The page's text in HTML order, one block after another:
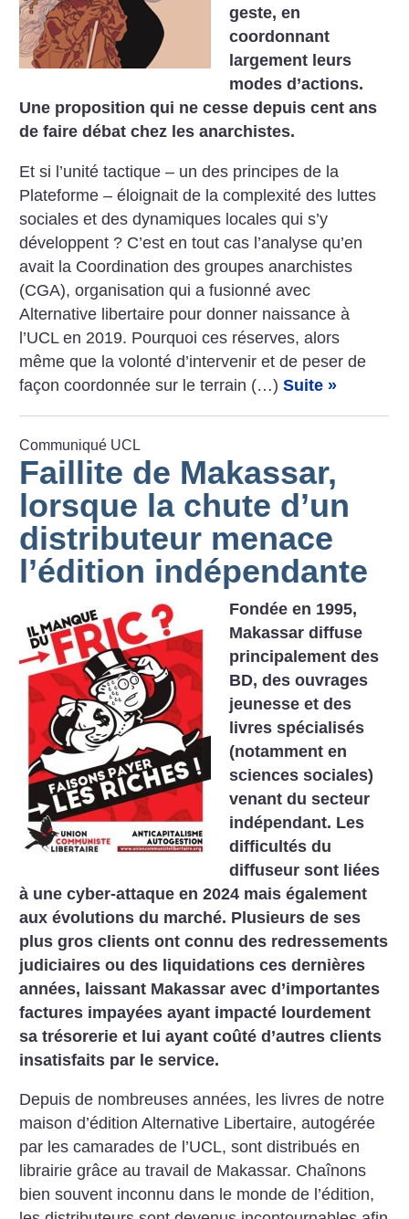
geste, en
coordonnant
largement leurs
modes d’actions.
Une proposition qui ne cesse depuis cent ans
de faire débat chez les anarchistes.
Et si l’unité tactique – un des principes de la
Plateforme – éloignait de la complexité des luttes
sociales et des dynamiques locales qui s’y
développent ? C’est en tout cas l’analyse qu’en
avait la Coordination des groupes anarchistes
(CGA), organisation qui a fusionné avec
Alternative libertaire pour donner naissance à
l’UCL en 2019. Pourquoi ces réserves, alors
même que la volonté d’intervenir et de peser de
façon coordonnée sur le terrain (…)Suite »
Communiqué UCL
Faillite de Makassar,
lorsque la chute d’un
distributeur menace
l’édition indépendante
Fondée en 1995,
Makassar diffuse
principalement des
BD, des ouvrages
jeunesse et des
livres spécialisés
(notamment en
sciences sociales)
venant du secteur
indépendant. Les
difficultés du
diffuseur sont liées
à une cyber-attaque en 2024 mais également
aux évolutions du marché. Plusieurs de ses
plus gros clients ont connu des redressements
judiciaires ou des liquidations ces dernières
années, laissant Makassar avec d’importantes
factures impayées ayant impacté lourdement
sa trésorerie et lui ayant coûté d’autres clients
insatisfaits par le service.
Depuis de nombreuses années, les livres de notre
maison d’édition Alternative Libertaire, autogérée
par les camarades de l’UCL, sont distribués en
librairie grâce au travail de Makassar. Chaînons
bien souvent inconnu dans le monde de l’édition,